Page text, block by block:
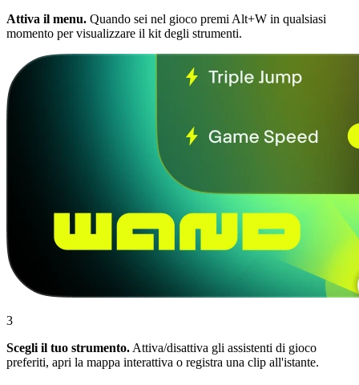
Attiva il menu. Quando sei nel gioco premi Alt+W in qualsiasi
momento per visualizzare il kit degli strumenti.
3
Scegli il tuo strumento. Attiva/disattiva gli assistenti di gioco
preferiti, apri la mappa interattiva o registra una clip all'istante.